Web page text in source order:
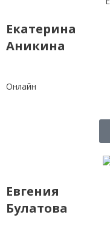
Екатерина
Аникина
Онлайн
Евгения
Булатова